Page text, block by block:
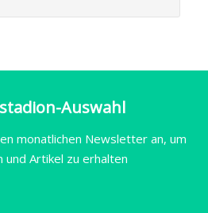
Auswahl
monatlichen Newsletter an, um
und Artikel zu erhalten